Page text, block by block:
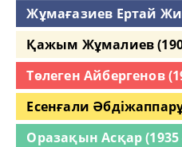
Жұмағазиев Ертай
Қажым Жұмалиев
Төлеген Айбергенов
Есенғали
Оразақын Асқар (1935